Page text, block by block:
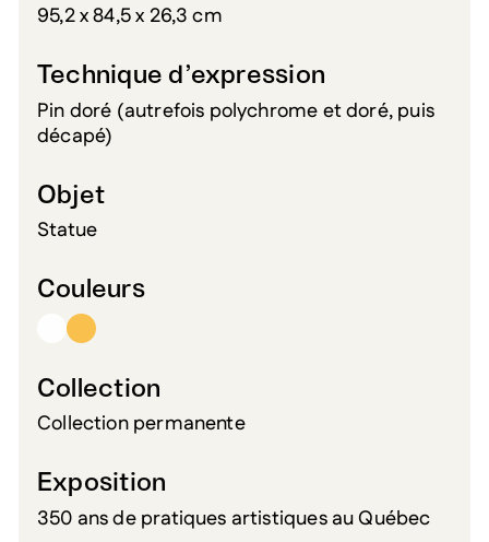
95,2 x 84,5 x 26,3 cm
Technique d’expression
Pin doré (autrefois polychrome et doré, puis
décapé)
Objet
Statue
Couleurs
Collection
Collection permanente
Exposition
350 ans de pratiques artistiques au Québec